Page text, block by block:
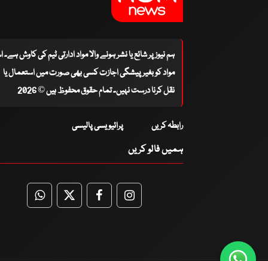
ہم نیوز پر شائع یا نشر ہونے والا مواد ادارتی ٹیم کی کاوش
مواد کو بغیر پیشگی اجازت کسی بھی صورت میں استعمال یا
نقل کرنا درست نہیں۔ تمام حقوق محفوظ ہیں © 2026
رابطہ کریں پرائیویسی پالیسی
ہمیں فالو کریں
WhatsApp
TwitterFacebookFacebook